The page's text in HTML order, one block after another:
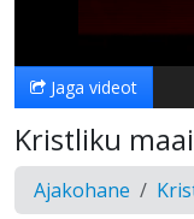
Jaga videot
Kristliku
Ajakohane